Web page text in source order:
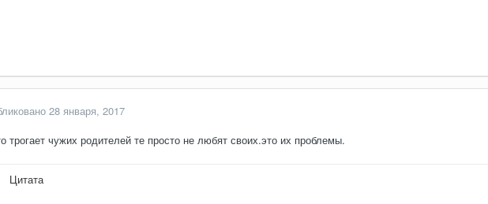
28 января, 2017
трогает чужих родителей те просто не любят своих.это их проблемы.
Цитата